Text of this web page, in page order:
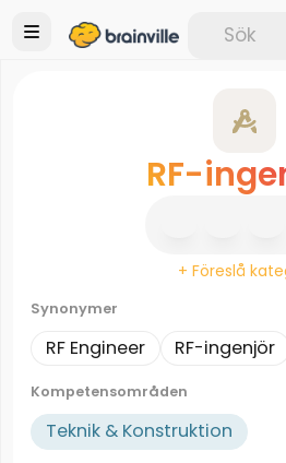
RF-
+ Föreslå
Synonymer
RF Engineer RF-ingenjör
Kompetensområden
Teknik & Konstruktion